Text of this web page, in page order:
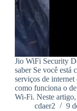
Jio WiFi Security
saber Se você está
serviços de
como funciona o
Wi-Fi. Neste
cdaer2
9